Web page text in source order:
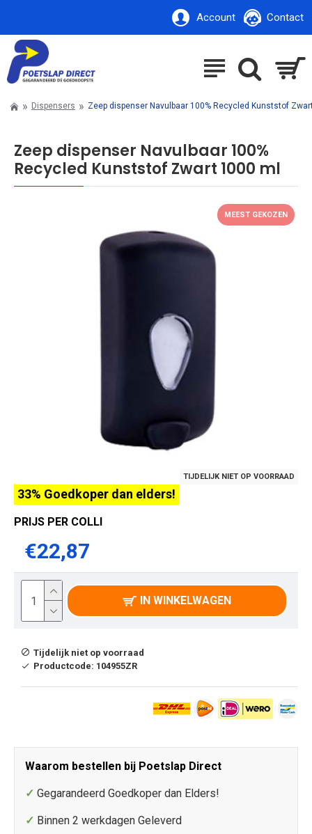
Account Contact
Dispensers Zeep dispenser Navulbaar 100% Recycled Kunststof
Zeep dispenser Navulbaar 100%
Recycled Kunststof Zwart 1000 ml
MEEST GEKOZEN
TIJDELIJK NIET OP VOORRAAD
33% Goedkoper dan elders!
PRIJS PER COLLI
Tijdelijk niet op voorraad
Productcode: 104955ZR
€22,87
IN WINKELWAGEN
Waarom bestellen bij Poetslap Direct
✓ Gegarandeerd Goedkoper dan Elders!
✓ Binnen 2 werkdagen Geleverd